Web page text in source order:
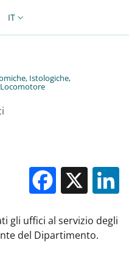
SELETTORE LINGUA:
IT
Istologiche,
X
gli uffici al servizio degli
del Dipartimento.